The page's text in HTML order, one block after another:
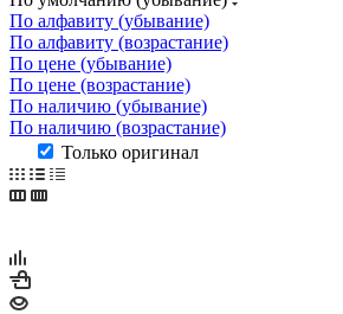
По алфавиту (убывание)
По алфавиту (возрастание)
По цене (убывание)
По цене (возрастание)
По наличию (убывание)
По наличию (возрастание)
Только оригинал